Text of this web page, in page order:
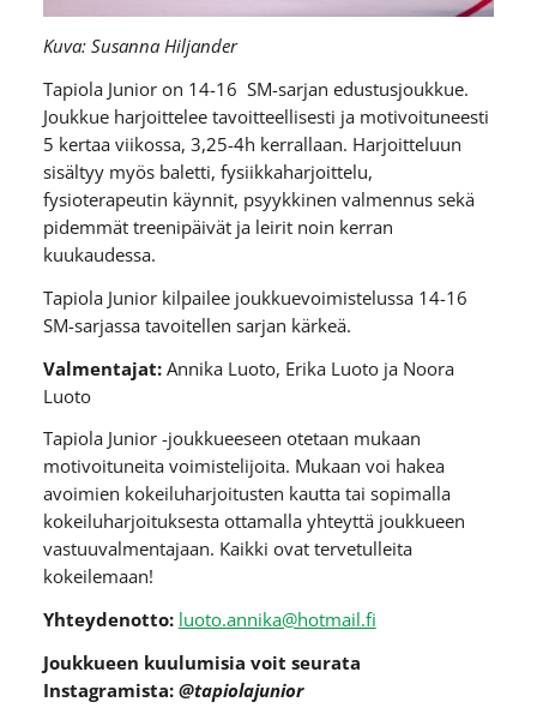
Kuva: Susanna Hiljander
Tapiola Junior on 14-16 SM-sarjan edustusjoukkue.
Joukkue harjoittelee tavoitteellisesti ja motivoituneesti
5 kertaa viikossa, 3,25-4h kerrallaan. Harjoitteluun
sisältyy myös baletti, fysiikkaharjoittelu,
fysioterapeutin käynnit, psyykkinen valmennus sekä
pidemmät treenipäivät ja leirit noin kerran
kuukaudessa.
Tapiola Junior kilpailee joukkuevoimistelussa 14-16
SM-sarjassa tavoitellen sarjan kärkeä.
Valmentajat: Annika Luoto, Erika Luoto ja Noora
Luoto
Tapiola Junior -joukkueeseen otetaan mukaan
motivoituneita voimistelijoita. Mukaan voi hakea
avoimien kokeiluharjoitusten kautta tai sopimalla
kokeiluharjoituksesta ottamalla yhteyttä joukkueen
vastuuvalmentajaan. Kaikki ovat tervetulleita
kokeilemaan!
Yhteydenotto: luoto.annika@hotmail.fi
Joukkueen kuulumisia voit seurata
Instagramista: @tapiolajunior